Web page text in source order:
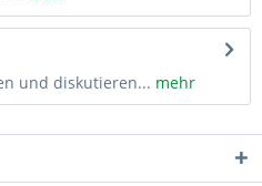
und diskutieren... mehr